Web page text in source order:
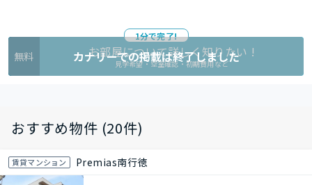
1分で完了!
無料 お部屋について詳しく知りたい !
見学希望・空室確認・初期費用など
カナリーでの掲載は終了しました
おすすめ物件 (20件)
賃貸マンション Premias南行徳